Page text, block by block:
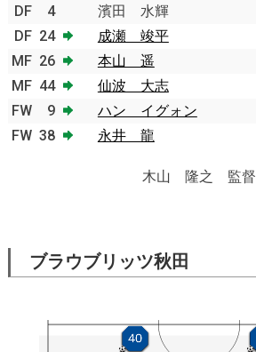
DF
4
濱田 水輝
DF 24 成瀬 竣平
MF 26 本山 遥
MF 44 仙波 大志
FW 9 ハン イグォン
FW 38 永井 龍
木山 隆之 監督
ブラウブリッツ秋田